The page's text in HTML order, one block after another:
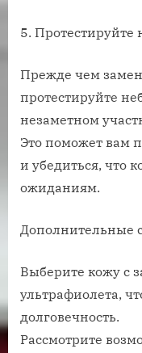
5. Протестируйте
Прежде чем
протестируйте
незаметном
Это поможет вам
и убедиться, что
ожиданиям.
Дополнительные
Выберите кожу с
ультрафиолета,
долговечность.
Рассмотрите